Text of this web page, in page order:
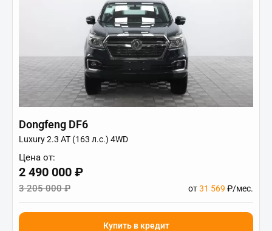
Dongfeng DF6
Luxury 2.3 AT (163 л.с.) 4WD
Цена от:
2 490 000 ₽
3 205 000 ₽ от31 569 ₽/мес.
Купить в кредит